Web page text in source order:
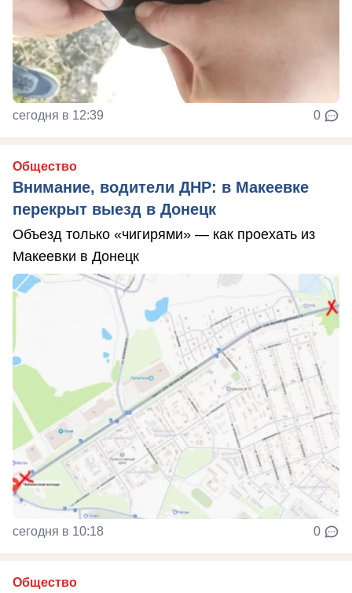
сегодня в 12:39 0
Общество
Внимание, водители ДНР: в Макеевке
перекрыт выезд в Донецк
Объезд только «чигирями» — как проехать из
Макеевки в Донецк
сегодня в 10:18 0
Общество